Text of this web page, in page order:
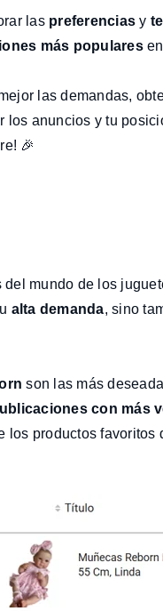
las preferenciasy
más populares
las demandas,
los anuncios y tu
🎉
mundo de los
alta demanda, sino
son las más
con más
los productos favoritos